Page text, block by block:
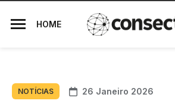
HOME
NOTÍCIAS 26 Janeiro 2026